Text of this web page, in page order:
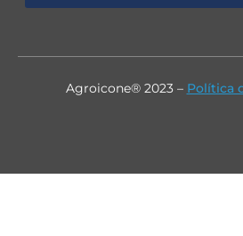
Agroicone® 2023 – Política